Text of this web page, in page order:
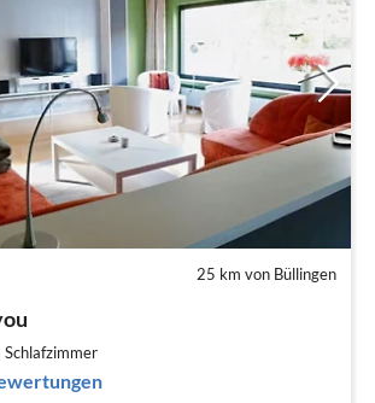
25 km von Büllingen
Schlafzimmer